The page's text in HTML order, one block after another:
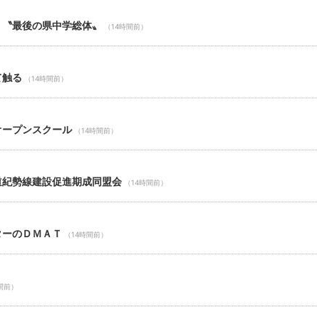
最後の県中学総体〟 （14時間前）
る （14時間前）
プンスクール （14時間前）
勢線建設促進期成同盟会 （14時間前）
のＤＭＡＴ （14時間前）
前）